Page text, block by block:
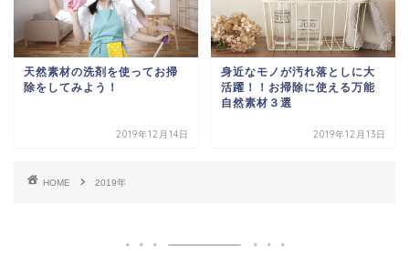
天然素材の洗剤を使ってお掃
除をしてみよう！
2019年12月14日
身近なモノが汚れ落としに大
活躍！！お掃除に使える万能
自然素材３選
2019年12月13日
HOME 2019年